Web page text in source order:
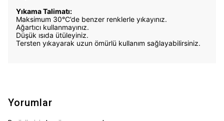
Yıkama Talimatı:
Maksimum 30°C’de benzer renklerle yıkayınız.
Ağartıcı kullanmayınız.
Düşük ısıda ütüleyiniz.
Tersten yıkayarak uzun ömürlü kullanım sağlayabilirsiniz.
Yorumlar